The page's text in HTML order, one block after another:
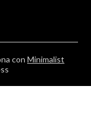
con Minimalist